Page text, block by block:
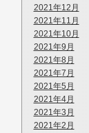
2021年12月
2021年11月
2021年10月
2021年9月
2021年8月
2021年7月
2021年5月
2021年4月
2021年3月
2021年2月